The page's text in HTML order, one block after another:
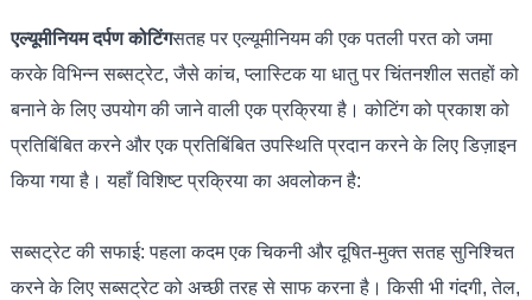
एल्यूमीनियम दर्पण कोटिंगसतह पर एल्यूमीनियम की एक पतली परत को जमा
करके विभिन्न सब्सट्रेट, जैसे कांच, प्लास्टिक या धातु पर चिंतनशील सतहों को
बनाने के लिए उपयोग की जाने वाली एक प्रक्रिया है। कोटिंग को प्रकाश को
प्रतिबिंबित करने और एक प्रतिबिंबित उपस्थिति प्रदान करने के लिए डिज़ाइन
किया गया है। यहाँ विशिष्ट प्रक्रिया का अवलोकन है:
सब्सट्रेट की सफाई: पहला कदम एक चिकनी और दूषित-मुक्त सतह सुनिश्चित
करने के लिए सब्सट्रेट को अच्छी तरह से साफ करना है। किसी भी गंदगी, तेल,